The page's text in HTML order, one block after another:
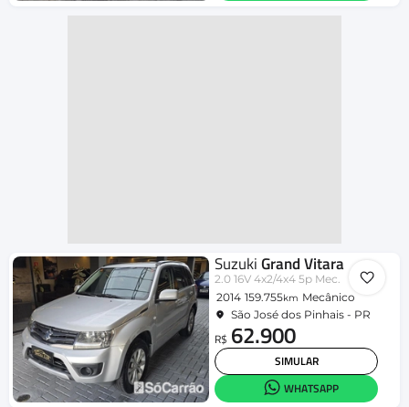
SuzukiGrand Vitara
2.0 16V 4x2/4x4 5p Mec.
2014 159.755km Mecânico
São José dos Pinhais - PR
R$ 62.900
SIMULAR
WHATSAPP